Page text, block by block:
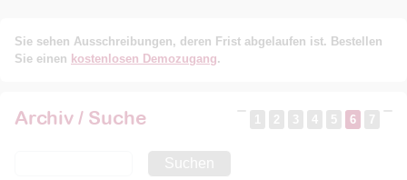
Sie sehen Ausschreibungen, deren Frist abgelaufen ist. Bestellen
Sie einen kostenlosen Demozugang.
Archiv / Suche 1 2 3 4 5 6 7
Suchen